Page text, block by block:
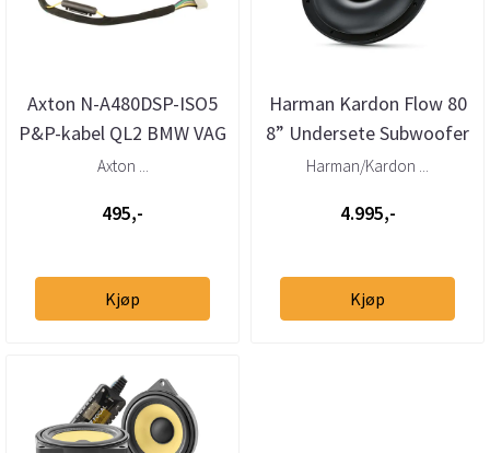
Axton N-A480DSP-ISO5
P&P-kabel QL2 BMW VAG
MB Ford m.fl 1,5m
Axton ...
495,-
Kjøp
Harman Kardon Flow 80
8” Undersete Subwoofer
4 Ohm 125W RMS
Harman/Kardon ...
4.995,-
Kjøp